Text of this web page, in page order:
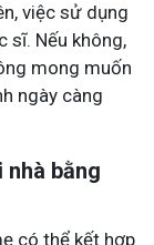
việc sử dụng
sĩ. Nếu không,
mong muốn
ngày càng
bằng
có thể kết hợp